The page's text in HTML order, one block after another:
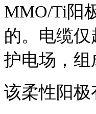
MMO/Ti阳
的。电缆
护电场，
该柔性阳极